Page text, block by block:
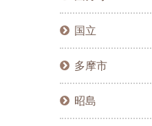
国立
多摩市
昭島